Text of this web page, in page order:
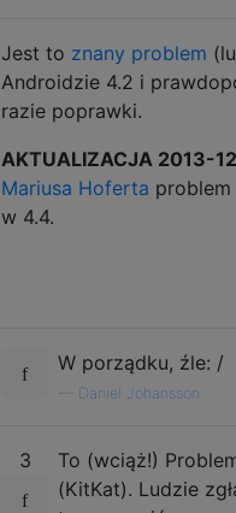
Jest to znany problem
Androidzie 4.2 i
razie poprawki.
AKTUALIZACJA 2013-
Mariusa Hoferta
w 4.4.
W porządku, źle: /
Daniel Johansson
3
To (wciąż!)
(KitKat). Ludzie